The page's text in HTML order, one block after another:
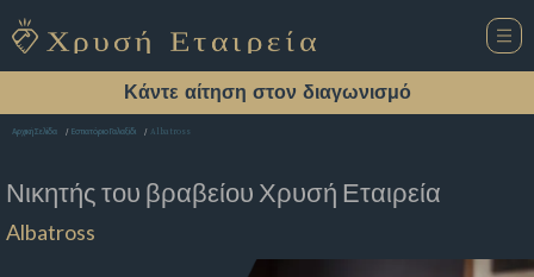
Κάντε αίτηση στον διαγωνισμό
Αρχική Σελίδα Εστιατόριο Γαλαξίδι Albatross
Νικητής του βραβείου Χρυσή Εταιρεία
Albatross